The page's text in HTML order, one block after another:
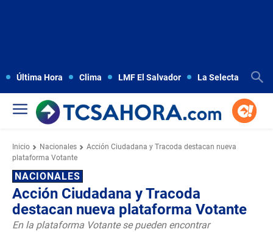
Última Hora Clima LMF El Salvador La Selecta
Inicio Nacionales
Acción Ciudadana y Tracoda destacan nueva
plataforma Votante
NACIONALES
Acción Ciudadana y Tracoda
destacan nueva plataforma Votante
En la plataforma Votante se pueden encontrar